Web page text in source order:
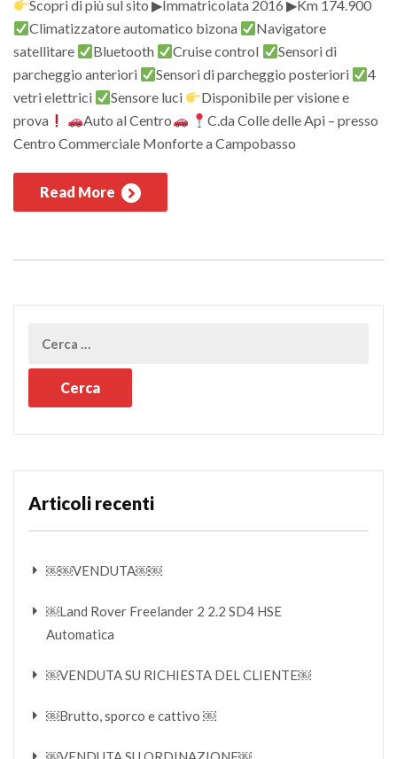
Scopri di più sul sito ▶Immatricolata 2016 ▶Km 174.900
Climatizzatore automatico bizona
Navigatore
satellitare
Bluetooth Cruise control
Sensori di
parcheggio anteriori
Sensori di parcheggio posteriori
4
vetri elettrici
Sensore luci
Disponibile per visione e
prova
Auto al Centro
C.da Colle delle Api – presso
Centro Commerciale Monforte a Campobasso
Read More
Articoli recenti
￼￼VENDUTA￼￼
￼Land Rover Freelander 2 2.2 SD4 HSE
Automatica
￼VENDUTA SU RICHIESTA DEL CLIENTE￼
￼Brutto, sporco e cattivo ￼